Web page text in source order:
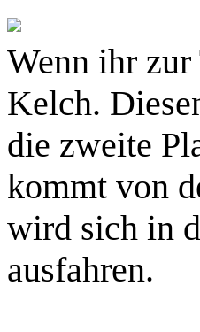
Wenn ihr
Kelch.
die zweite
kommt von
wird sich in
ausfahren.